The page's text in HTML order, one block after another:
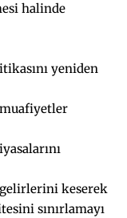
halinde
yeniden
keserek
sınırlamayı